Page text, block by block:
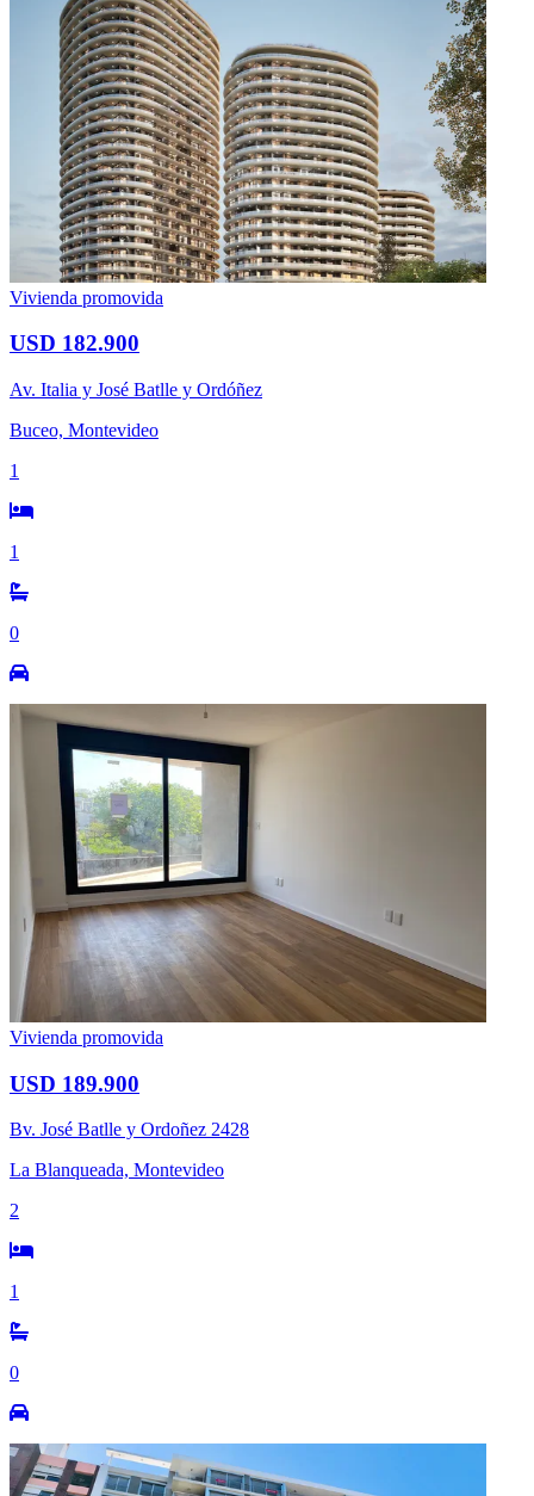
Vivienda promovida
USD 182.900
Av. Italia y José Batlle y Ordóñez
Buceo, Montevideo
1
1
0
Vivienda promovida
USD 189.900
Bv. José Batlle y Ordoñez 2428
La Blanqueada, Montevideo
2
1
0